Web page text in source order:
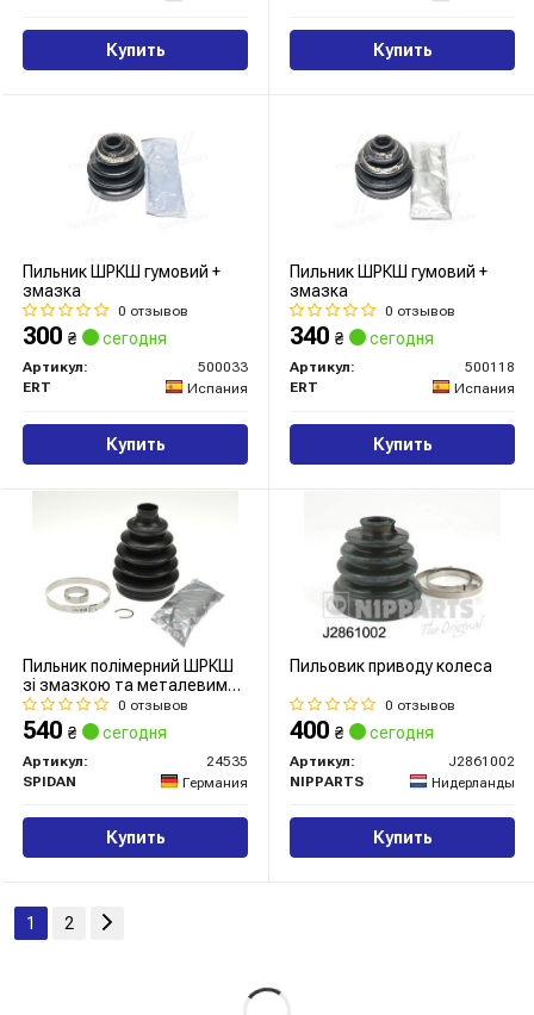
Купить Купить
Пильник ШРКШ гумовий +
змазка
0 отзывов
300 ₴ сегодня
Артикул:
500033
ERT
Испания
Купить
Пильник ШРКШ гумовий +
змазка
0 отзывов
340 ₴ сегодня
Артикул:
500118
ERT
Испания
Купить
Пильник полімерний ШРКШ
зі змазкою та металевим
кріпленням 0 отзывов
540 ₴ сегодня
Артикул:
24535
SPIDAN
Германия
Купить
Пильовик приводу колеса
0 отзывов
400 ₴ сегодня
Артикул:
J2861002
NIPPARTS
Нидерланды
Купить
1 2